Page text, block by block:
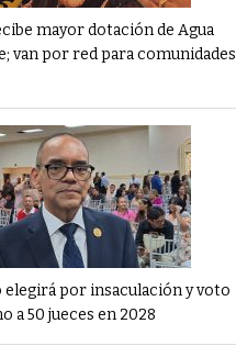
mayor dotación de Agua
van por red para comunidades
elegirá por insaculación y voto
a 50 jueces en 2028